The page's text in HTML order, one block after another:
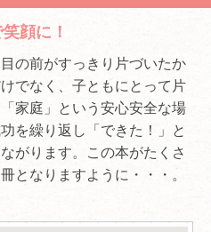
顔に！
の前がすっきり片づいたか
でなく、子ともにとって片
家庭」という安心安全な場
を繰り返し「できた！」と
がります。この本がたくさ
となりますように・・・。